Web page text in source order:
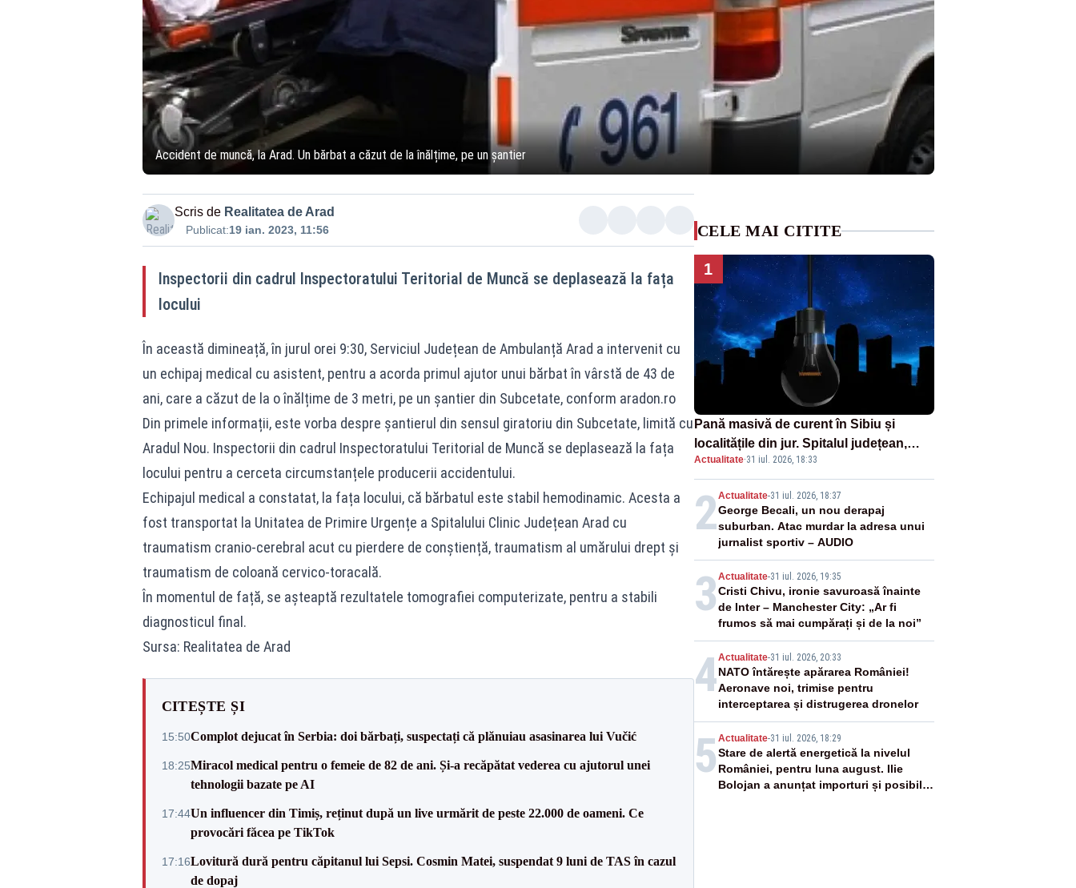
Accident de muncă, la Arad. Un bărbat a căzut de la înălțime, pe un șantier
Scris de Realitatea de Arad
Publicat:19 ian. 2023, 11:56
Inspectorii din cadrul Inspectoratului Teritorial de Muncă se deplasează la fața
locului
În această dimineață, în jurul orei 9:30, Serviciul Județean de Ambulanță Arad a intervenit cu
un echipaj medical cu asistent, pentru a acorda primul ajutor unui bărbat în vârstă de 43 de
ani, care a căzut de la o înălțime de 3 metri, pe un șantier din Subcetate, conform aradon.ro
Din primele informații, este vorba despre șantierul din sensul giratoriu din Subcetate, limită cu
Aradul Nou. Inspectorii din cadrul Inspectoratului Teritorial de Muncă se deplasează la fața
locului pentru a cerceta circumstanțele producerii accidentului.
Echipajul medical a constatat, la fața locului, că bărbatul este stabil hemodinamic. Acesta a
fost transportat la Unitatea de Primire Urgențe a Spitalului Clinic Județean Arad cu
traumatism cranio-cerebral acut cu pierdere de conștiență, traumatism al umărului drept și
traumatism de coloană cervico-toracală.
În momentul de față, se așteaptă rezultatele tomografiei computerizate, pentru a stabili
diagnosticul final.
Sursa: Realitatea de Arad
CITEȘTE ȘI
15:50Complot dejucat în Serbia: doi bărbați, suspectați că plănuiau asasinarea lui Vučić
18:25Miracol medical pentru o femeie de 82 de ani. Și-a recăpătat vederea cu ajutorul unei
tehnologii bazate pe AI
17:44Un influencer din Timiș, reținut după un live urmărit de peste 22.000 de oameni. Ce
provocări făcea pe TikTok
17:16Lovitură dură pentru căpitanul lui Sepsi. Cosmin Matei, suspendat 9 luni de TAS în cazul
de dopaj
CELE MAI CITITE
1
Pană masivă de curent în Sibiu și
localitățile din jur. Spitalul județean,
semafoarele, rețelele de telefonie, grav
afectate
Actualitate·31 iul. 2026, 18:33
2Actualitate-31 iul. 2026, 18:37
George Becali, un nou derapaj
suburban. Atac murdar la adresa unui
jurnalist sportiv – AUDIO
3 Actualitate-31 iul. 2026, 19:35
Cristi Chivu, ironie savuroasă înainte
de Inter – Manchester City: „Ar fi
frumos să mai cumpărați și de la noi”
4Actualitate-31 iul. 2026, 20:33
NATO întărește apărarea României!
Aeronave noi, trimise pentru
interceptarea și distrugerea dronelor
5 Actualitate-31 iul. 2026, 18:29
Stare de alertă energetică la nivelul
României, pentru luna august. Ilie
Bolojan a anunțat importuri și posibile